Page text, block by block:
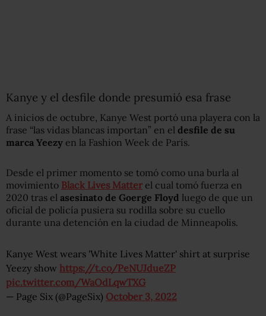
Kanye y el desfile donde presumió esa frase
A inicios de octubre, Kanye West portó una playera con la
frase “las vidas blancas importan” en el desfile de su
marca Yeezy en la Fashion Week de París.
Desde el primer momento se tomó como una burla al
movimiento Black Lives Matter el cual tomó fuerza en
2020 tras el asesinato de Goerge Floyd luego de que un
oficial de policía pusiera su rodilla sobre su cuello
durante una detención en la ciudad de Minneapolis.
Kanye West wears 'White Lives Matter' shirt at surprise
Yeezy show https://t.co/PeNUJdueZP
pic.twitter.com/WaOdLqwTXG
— Page Six (@PageSix) October 3, 2022